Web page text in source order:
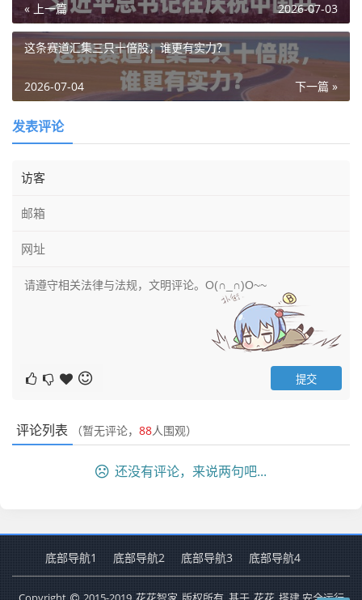
« 上一篇
2026-07-03
这条赛道汇集三只十倍股，谁更有实力？
下一篇 »
2026-07-04
发表评论
评论列表 （暂无评论， 88人围观）
还没有评论，来说两句吧...
底部导航1 底部导航2 底部导航3 底部导航4